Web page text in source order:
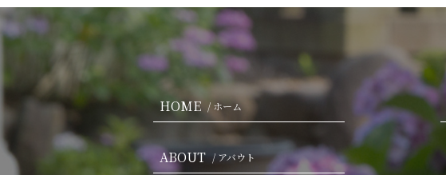
HOME / ホーム
ABOUT / アバウト